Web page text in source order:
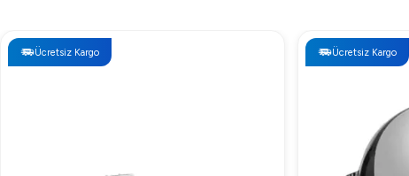
Ücretsiz Kargo Ücretsiz Kargo